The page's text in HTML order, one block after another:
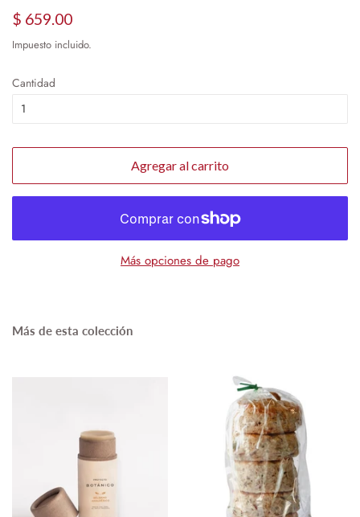
Precio
$ 659.00
oferta
Impuesto incluido.
Cantidad
Agregar al carrito
Más opciones de pago
Más de esta colección